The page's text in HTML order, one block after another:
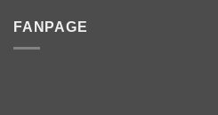
FANPAGE